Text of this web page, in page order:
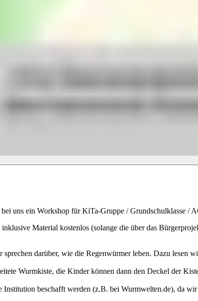
uns ein Workshop für KiTa-Gruppe / Grundschulklasse /
Material kostenlos (solange die über das
darüber, wie die Regenwürmer leben. Dazu lesen
Wurmkiste, die Kinder können dann den Deckel der
beschafft werden (z.B. bei Wurmwelten.de), da